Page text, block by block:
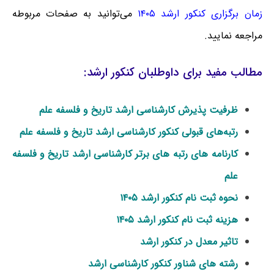
زمان برگزاری کنکور ارشد ۱۴۰۵
می‌توانید به صفحات مربوطه
مراجعه نمایید.
مطالب مفید برای داوطلبان کنکور ارشد:
ظرفیت پذیرش کارشناسی ارشد تاریخ و فلسفه علم
رتبه‌های قبولی کنکور کارشناسی ارشد تاریخ و فلسفه علم
کارنامه های رتبه های برتر کارشناسی ارشد تاریخ و فلسفه
علم
نحوه ثبت نام کنکور ارشد ۱۴۰۵
هزینه ثبت نام کنکور ارشد ۱۴۰۵
تاثیر معدل در کنکور ارشد
رشته های شناور کنکور کارشناسی ارشد